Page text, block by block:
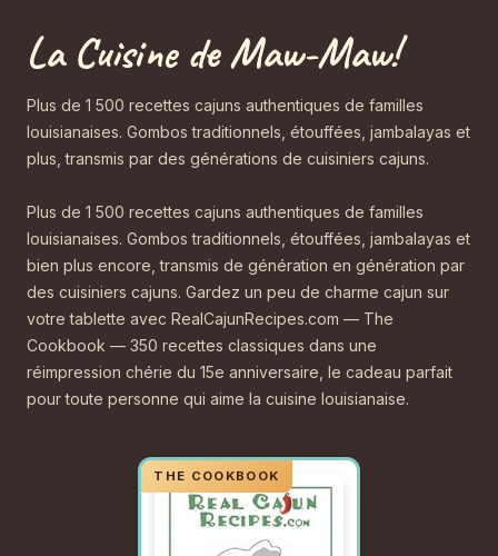
La Cuisine de Maw-Maw!
Plus de 1 500 recettes cajuns authentiques de familles
louisianaises. Gombos traditionnels, étouffées, jambalayas et
plus, transmis par des générations de cuisiniers cajuns.
Plus de 1 500 recettes cajuns authentiques de familles
louisianaises. Gombos traditionnels, étouffées, jambalayas et
bien plus encore, transmis de génération en génération par
des cuisiniers cajuns. Gardez un peu de charme cajun sur
votre tablette avec RealCajunRecipes.com — The
Cookbook — 350 recettes classiques dans une
réimpression chérie du 15e anniversaire, le cadeau parfait
pour toute personne qui aime la cuisine louisianaise.